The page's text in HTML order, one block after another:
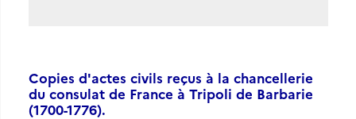
Copies d'actes civils reçus à la chancellerie
du consulat de France à Tripoli de Barbarie
(1700-1776).